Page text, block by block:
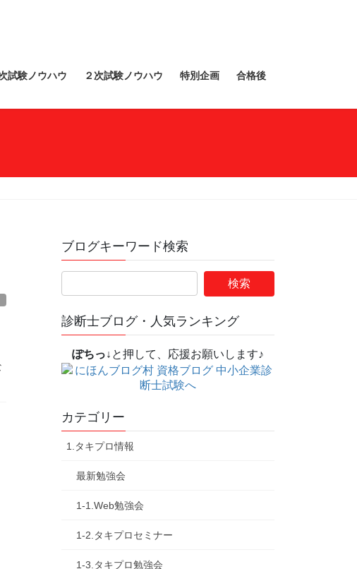
試験ノウハウ ２次試験ノウハウ 特別企画 合格後
ブログキーワード検索
診断士ブログ・人気ランキング
ぽちっ↓ と押して、応援お願いします♪
カテゴリー
1.タキプロ情報
最新勉強会
1-1.Web勉強会
1-2.タキプロセミナー
1-3.タキプロ勉強会